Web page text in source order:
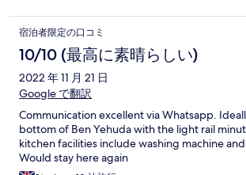
宿泊者限定の口コミ
10/10 (最高に素晴らしい)
2022 年 11 月 21 日
Google で翻訳
Communication excellent via Whatsapp.
bottom of Ben Yehuda with the light rail
kitchen facilities include washing machine
Would stay here again